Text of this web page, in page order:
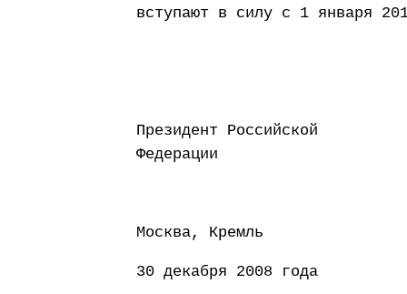
вступают в силу с 1 января
Президент Российской
Федерации
Москва, Кремль
30 декабря 2008 года